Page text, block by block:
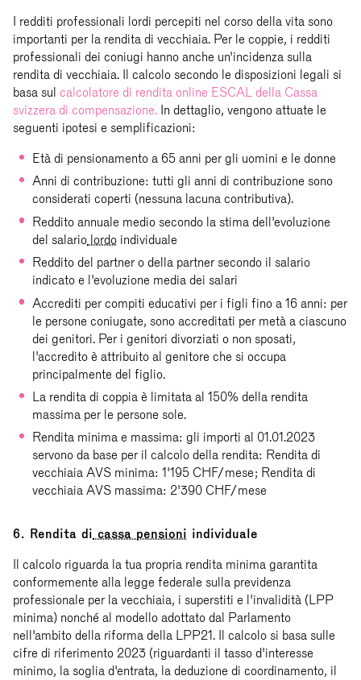
I redditi professionali lordi percepiti nel corso della vita sono
importanti per la rendita di vecchiaia. Per le coppie, i redditi
professionali dei coniugi hanno anche un'incidenza sulla
rendita di vecchiaia. Il calcolo secondo le disposizioni legali si
basa sul calcolatore di rendita online ESCAL della Cassa
svizzera di compensazione. In dettaglio, vengono attuate le
seguenti ipotesi e semplificazioni:
Età di pensionamento a 65 anni per gli uomini e le donne
Anni di contribuzione: tutti gli anni di contribuzione sono
considerati coperti (nessuna lacuna contributiva).
Reddito annuale medio secondo la stima dell'evoluzione
del salario lordo individuale
Reddito del partner o della partner secondo il salario
indicato e l'evoluzione media dei salari
Accrediti per compiti educativi per i figli fino a 16 anni: per
le persone coniugate, sono accreditati per metà a ciascuno
dei genitori. Per i genitori divorziati o non sposati,
l'accredito è attribuito al genitore che si occupa
principalmente del figlio.
La rendita di coppia è limitata al 150% della rendita
massima per le persone sole.
Rendita minima e massima: gli importi al 01.01.2023
servono da base per il calcolo della rendita: Rendita di
vecchiaia AVS minima: 1'195 CHF/mese; Rendita di
vecchiaia AVS massima: 2'390 CHF/mese
6. Rendita di cassa pensioni individuale
Il calcolo riguarda la tua propria rendita minima garantita
conformemente alla legge federale sulla previdenza
professionale per la vecchiaia, i superstiti e l'invalidità (LPP
minima) nonché al modello adottato dal Parlamento
nell'ambito della riforma della LPP21. Il calcolo si basa sulle
cifre di riferimento 2023 (riguardanti il tasso d'interesse
minimo, la soglia d'entrata, la deduzione di coordinamento, il